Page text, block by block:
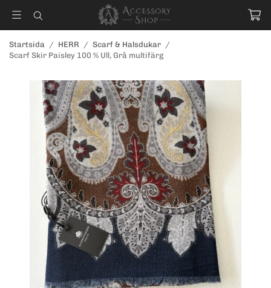
Startsida / HERR / Scarf & Halsdukar /
Scarf Skir Paisley 100 % Ull, Grå multifärg